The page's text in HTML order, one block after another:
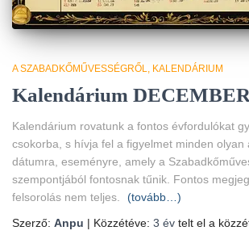
A SZABADKŐMŰVESSÉGRŐL KALENDÁRIUM
Kalendárium
Kalendárium rovatunk a fontos évfordulókat
csokorba, s hívja fel a figyelmet minden olyan
dátumra, eseményre, amely a
szempontjából fontosnak tűnik. Fontos
felsorolás nem teljes.
(tovább…)
Szerző: Anpu | Közzétéve: 3 év telt el a